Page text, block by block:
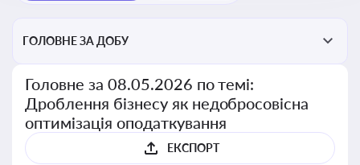
ГОЛОВНЕ ЗА ДОБУ
Головне за 08.05.2026 по темі:
Дроблення бізнесу як недобросовісна
оптимізація оподаткування
ЕКСПОРТ